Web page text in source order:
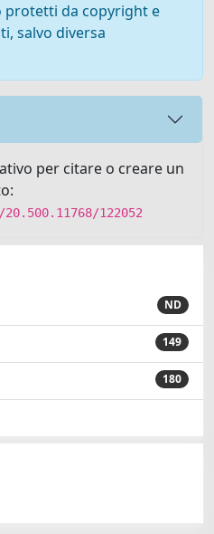
protetti da copyright e
salvo diversa
per citare o creare un
122052
ND
149
180